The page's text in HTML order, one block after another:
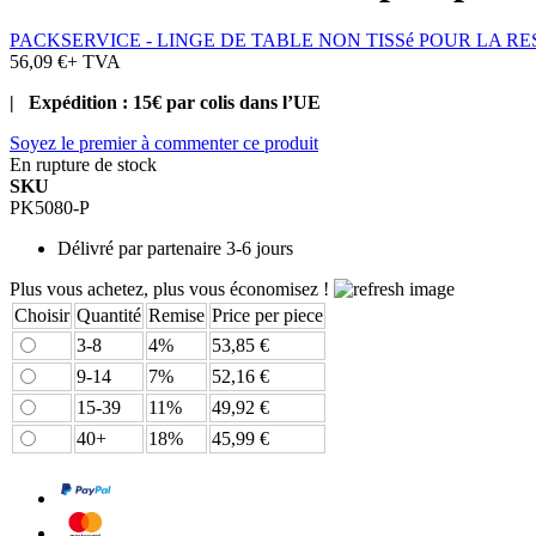
PACKSERVICE - LINGE DE TABLE NON TISSé POUR LA
56,09 €+ TVA
| Expédition : 15€ par colis dans l’UE
Soyez le premier à commenter ce produit
En rupture de stock
SKU
PK5080-P
Délivré par partenaire 3-6 jours
Plus vous achetez, plus vous économisez !
Choisir Quantité Remise Price per piece
3-8
4%
53,85 €
9-14
7%
52,16 €
15-39
11%
49,92 €
40+
18% 45,99 €